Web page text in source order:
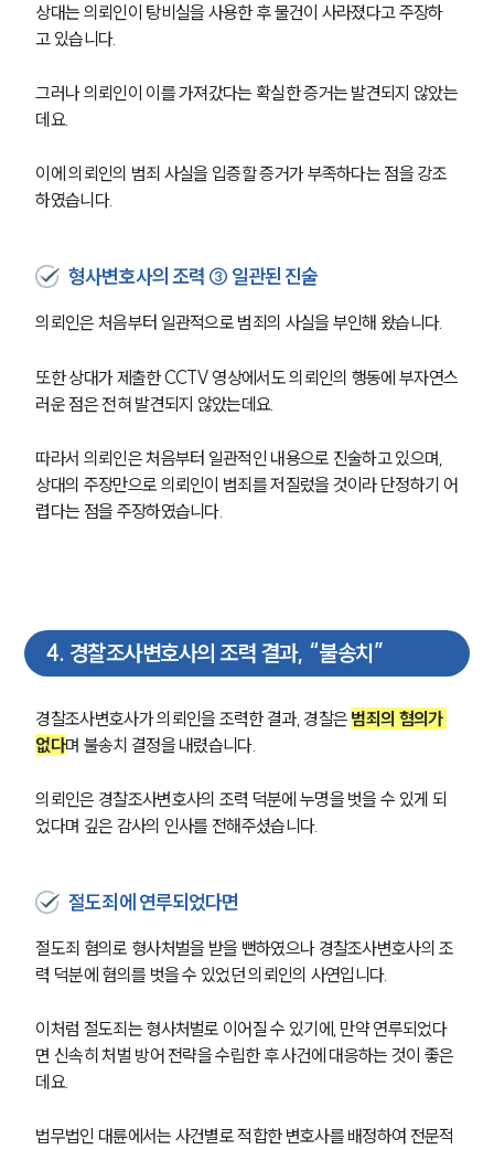
그룹소개
그룹소개
대륜의 강점
오시는 길
글로벌 파트너 로펌
고객의 소리
AI대륜
형사 주요 업무사례
상대는 의뢰인이 탕비실을 사용한 후 물건이 사라졌다고 주장하
고 있습니다.
그러나 의뢰인이 이를 가져갔다는 확실한 증거는 발견되지 않았는
데요.
이에 의뢰인의 범죄 사실을 입증할 증거가 부족하다는 점을 강조
하였습니다.
형사변호사의 조력 ③ 일관된 진술
의뢰인은 처음부터 일관적으로 범죄의 사실을 부인해 왔습니다.
또한 상대가 제출한 CCTV 영상에서도 의뢰인의 행동에 부자연스
러운 점은 전혀 발견되지 않았는데요.
따라서 의뢰인은 처음부터 일관적인 내용으로 진술하고 있으며,
상대의 주장만으로 의뢰인이 범죄를 저질렀을 것이라 단정하기 어
렵다는 점을 주장하였습니다.
4. 경찰조사변호사의 조력 결과, “불송치”
경찰조사변호사가 의뢰인을 조력한 결과, 경찰은 범죄의 혐의가
없다며 불송치 결정을 내렸습니다.
의뢰인은 경찰조사변호사의 조력 덕분에 누명을 벗을 수 있게 되
었다며 깊은 감사의 인사를 전해주셨습니다.
절도죄에 연루되었다면
절도죄 혐의로 형사처벌을 받을 뻔하였으나 경찰조사변호사의 조
력 덕분에 혐의를 벗을 수 있었던 의뢰인의 사연입니다.
이처럼 절도죄는 형사처벌로 이어질 수 있기에, 만약 연루되었다
면 신속히 처벌 방어 전략을 수립한 후 사건에 대응하는 것이 좋은
데요.
법무법인 대륜에서는 사건별로 적합한 변호사를 배정하여 전문적